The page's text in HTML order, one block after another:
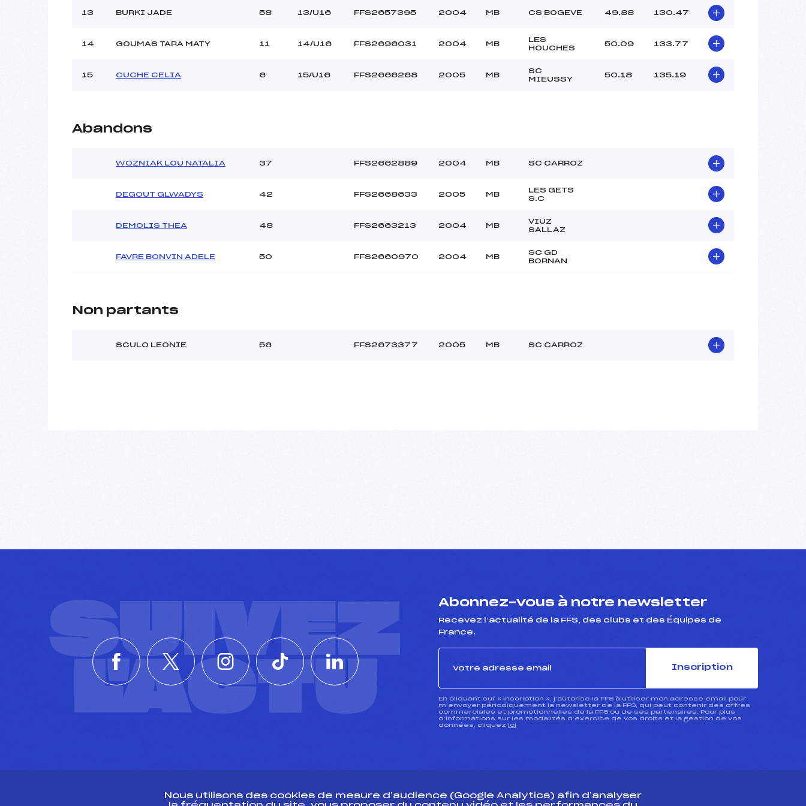
13 BURKI JADE 58 13/U16 FFS2657395 2004 MB CS BOGEVE 49.88 130.47
14 GOUMAS TARA MATY 11 14/U16 FFS2696031 2004 MB
LES
HOUCHES
50.09 133.77
15 CUCHE CELIA 6 15/U16 FFS2666268 2005 MB
SC
MIEUSSY
50.18 135.19
Abandons
WOZNIAK LOU NATALIA 37 FFS2662889 2004 MB SC CARROZ
DEGOUT GLWADYS 42 FFS2668633 2005 MB
LES GETS
S.C
DEMOLIS THEA 48 FFS2663213 2004 MB
VIUZ
SALLAZ
FAVRE BONVIN ADELE 50 FFS2660970 2004 MB
SC GD
BORNAN
Non partants
SCULO LEONIE 56 FFS2673377 2005 MB SC CARROZ
SUIVEZ
L'ACTU
Abonnez-vous à notre newsletter
Recevez l’actualité de la FFS, des clubs et des Équipes de
France.
Inscription
En cliquant sur « inscription », j’autorise la FFS à utiliser mon adresse email pour
m’envoyer périodiquement la newsletter de la FFS, qui peut contenir des offres
commerciales et promotionnelles de la FFS ou de ses partenaires. Pour plus
d’informations sur les modalités d’exercice de vos droits et la gestion de vos
données, cliquez ici
Nous utilisons des cookies de mesure d’audience (Google Analytics) afin d’analyser